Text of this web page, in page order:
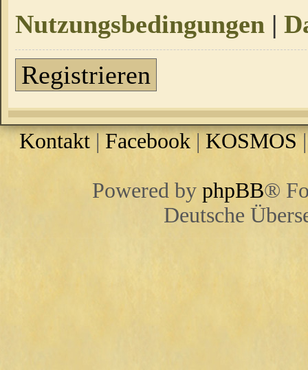
Nutzungsbedingungen |
Registrieren
Kontakt | Facebook |KOSMOS
Powered by phpBB®
Deutsche